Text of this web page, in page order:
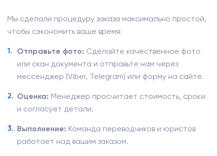
Мы сделали процедуру заказа максимально простой,
чтобы сэкономить ваше время:
Отправьте фото: Сделайте качественное фото
или скан документа и отправьте нам через
мессенджер (Viber, Telegram) или форму на сайте.
Оценка: Менеджер просчитает стоимость, сроки
и согласует детали.
Выполнение: Команда переводчиков и юристов
работает над вашим заказом.